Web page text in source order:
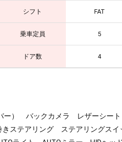
シフト FAT
乗車定員 5
ドア数 4
バー） バックカメラ レザーシ
ステアリング ステアリングス